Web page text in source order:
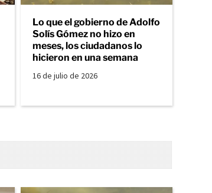
Lo que el gobierno de Adolfo
Solís Gómez no hizo en
meses, los ciudadanos lo
hicieron en una semana
16 de julio de 2026